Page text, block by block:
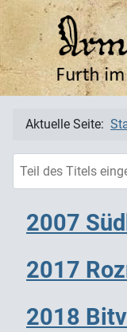
Aktuelle Seite:
2007
2017
2018